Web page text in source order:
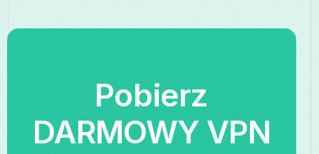
Pobierz
DARMOWY VPN